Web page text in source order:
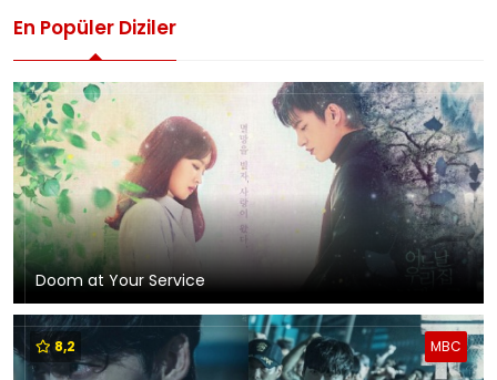
En Popüler Diziler
Doom at Your Service
MBC
8,2